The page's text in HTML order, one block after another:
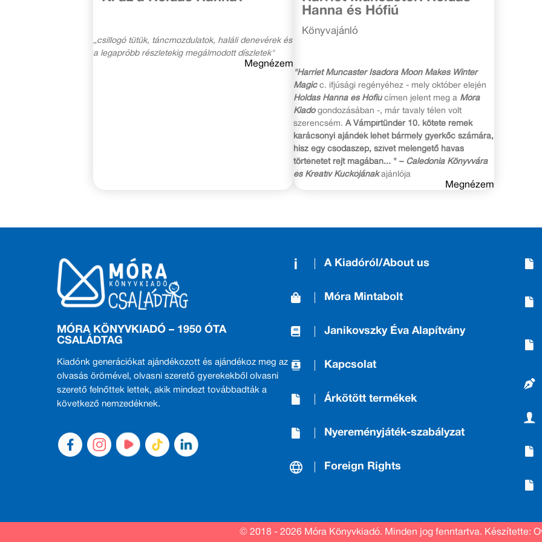
„csillogó tütük, táncmozdulatok, haláli denevérek és
a legapróbb részletekig megálmodott díszletek"
Megnézem
Hanna és Hófiú
Könyvajánló
"Harriet Muncaster Isadora Moon Makes Winter
Magicc. ifjúsági regényéhez - mely október elején
Holdas Hanna és Hófiúcímen jelent meg a Móra
Kiadógondozásában -, már tavaly télen volt
szerencsém.A Vámpírtündér 10. kötete remek
karácsonyi ajándék lehet bármely gyerkőc számára,
hisz egy csodaszép, szívet melengető havas
történetet rejt magában... " – Caledonia Könyvvára
és Kreatív Kuckójánakajánlója
Megnézem
MÓRA KÖNYVKIADÓ – 1950 ÓTA
CSALÁDTAG
Kiadónk generációkat ajándékozott és ajándékoz meg az
olvasás örömével, olvasni szerető gyerekekből olvasni
szerető felnőttek lettek, akik mindezt továbbadták a
következő nemzedéknek.
A Kiadóról/About us
Móra Mintabolt
Janikovszky Éva Alapítvány
Kapcsolat
Árkötött termékek
Nyereményjáték-szabályzat
Foreign Rights
© 2018 - 2026 Móra Könyvkiadó. Minden jog fenntartva. Készítette: